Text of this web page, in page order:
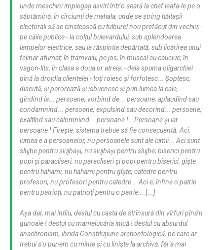
unde meschini impiegați asvîrl într'o seară la chef leafa-le pe o
săptămînă; în cîrciumi de mahala, unde se strîng hăitașii
electorali să se cinstească cu tulburel nou prefăcut din vechiu; -
pe căile publice - la colțul bulevardului, sub splendoarea
lampelor electrice, sau la răspîntia depărtată, sub licărirea unui
felinar afumat; în tramvaiu, pe jos, în muscal cu cauciuc; în
vagon-lits, în clasa a doua or atreia; - dela spuma oligarchiei
pînă la drojdia clientelei - toți roiesc și forfotesc... Șoptesc,
discută, și perorează și isbucnesc și pun lumea la cale, -
gîndind la... persoane; vorbind de... persoane; aplaudînd sau
condamnînd... persoane; expulsînd sau decorînd... persoane;
exaltînd sau calomniind... persoane !...Persoane și iar
persoane ! Firește, sistema trebue să fie consecuentă. Aci,
lumea e a persoanelor, nu persoanele sunt ale lumii... Aci sunt
slujbe pentru slujbași, nu slujbași pentru slujbe; biserici pentru
popi și paracliseri, nu paracliseri și popi pentru biserici; gîște
pentru hahami, nu hahami pentru gîște; catedre pentru
profesori, nu profesori pentru catedre... Aci e, înfine o patrie
pentru patrioți, nu patrioți pentru o patrie... [...]
Așa dar, mai întîiu; destul cu casta de strînsură din vîrfuri pînă'n
gunoaie ! destul cu mamelucăria inică ! destul cu absurdul
anachronism, ibrida Constituțiune archontologică, pe care ar
trebui s'o punem cu minte și cu liniște la archivă, făr'a mai